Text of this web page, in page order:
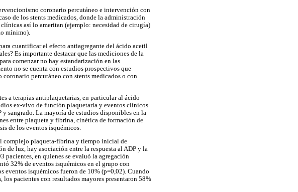
coronario percutáneo e intervención con
de los stents medicados, donde la administración
así lo ameritan (ejemplo: necesidad de cirugía)
mínimo).
cuantificar el efecto antiagregante del ácido acetil
Es importante destacar que las mediciones de la
comenzar no hay estandarización en las
no se cuenta con estudios prospectivos que
percutáneo con stents medicados o con
a terapias antiplaquetarias, en particular al ácido
ex-vivo de función plaquetaria y eventos clínicos
sangrado. La mayoría de estudios disponibles en la
entre plaqueta y fibrina, cinética de formación de
de los eventos isquémicos.
complejo plaqueta-fibrina y tiempo inicial de
de luz, hay asociación entre la respuesta al ADP y la
pacientes, en quienes se evaluó la agregación
32% de eventos isquémicos en el grupo con
eventos isquémicos fueron de 10% (p=0,02). Cuando
pacientes con resultados mayores presentaron 58%